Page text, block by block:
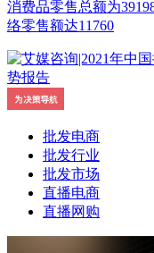
消费品零售总额为
络零售额达11760
批发电商
批发行业
批发市场
直播电商
直播网购